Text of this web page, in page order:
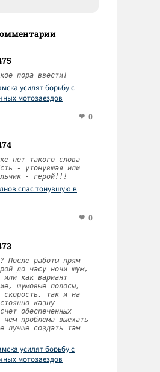
пора ввести!
усилят борьбу с
мотозаездов
0
нет такого слова
- утонувшая или
- герой!!!
спас тонувшую в
0
После работы прям
до часу ночи шум,
как вариант
шумовые полосы,
скорость, так и на
казну
обеспеченных
проблема выехать
лучше создать там
усилят борьбу с
мотозаездов